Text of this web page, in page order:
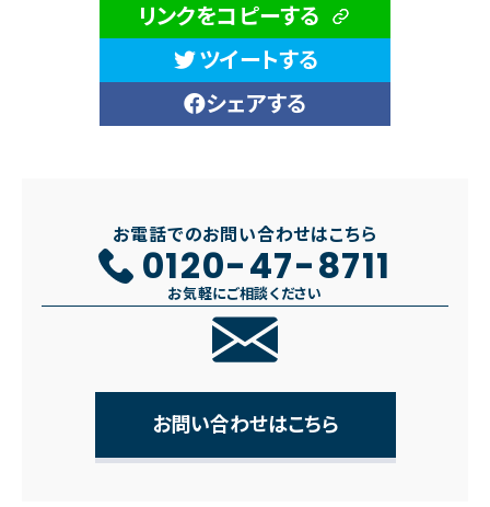
リンクをコピーする
ツイートする
シェアする
お電話でのお問い合わせはこちら
0120-47-8711
お気軽にご相談ください
お問い合わせはこちら